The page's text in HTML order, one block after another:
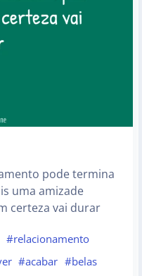
pode termina
uma amizade
certeza vai durar
#relacionamento
#acabar #belas